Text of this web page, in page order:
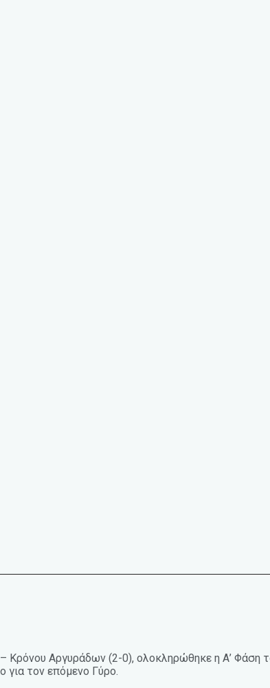
Κρόνου Αργυράδων (2-0), ολοκληρώθηκε η Α’ Φάση
για τον επόμενο Γύρο.